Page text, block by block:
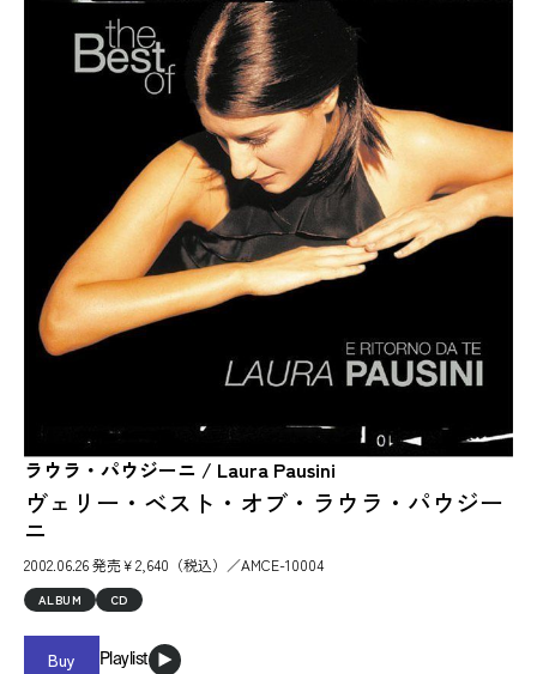
ラウラ・パウジーニ / Laura Pausini
ヴェリー・ベスト・オブ・ラウラ・パウジー
ニ
2002.06.26 発売￥2,640（税込）／AMCE-10004
ALBUM CD
Buy Playlist